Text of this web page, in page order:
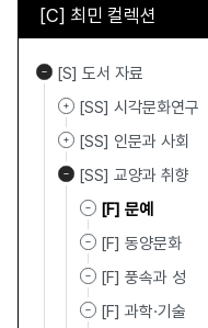
[C] 최민 컬렉션
[S] 도서 자료
[SS] 시각문화연구
[SS] 인문과 사회
[SS] 교양과 취향
[F] 문예
[F] 동양문화
[F] 풍속과 성
[F] 과학·기술